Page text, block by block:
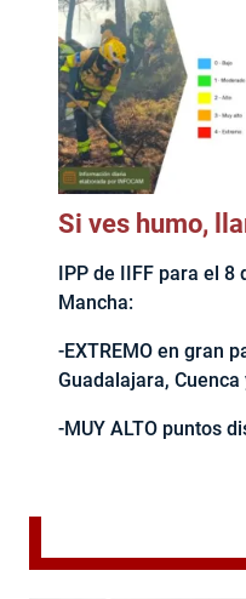
Si ves humo,
IPP de IIFF para el
Mancha:
-EXTREMO en gran
Guadalajara,
-MUY ALTO puntos